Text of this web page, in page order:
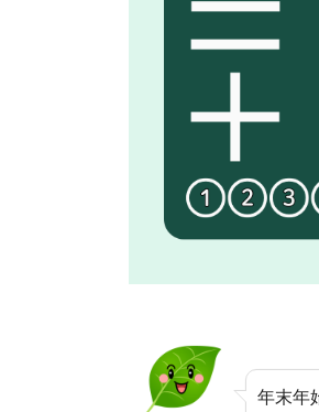
年末年